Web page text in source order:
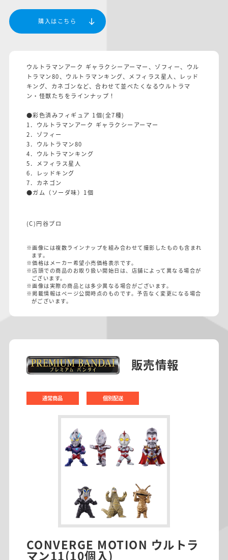
購入はこちら
ウルトラマンアーク ギャラクシーアーマー、ゾフィー、ウル
トラマン80、ウルトラマンキング、メフィラス星人、レッド
キング、カネゴンなど、合わせて並べたくなるウルトラマ
ン・怪獣たちをラインナップ！
●彩色済みフィギュア 1個(全7種)
1．ウルトラマンアーク ギャラクシーアーマー
2．ゾフィー
3．ウルトラマン80
4．ウルトラマンキング
5．メフィラス星人
6．レッドキング
7．カネゴン
●ガム（ソーダ味）1個
(C)円谷プロ
※画像には複数ラインナップを組み合わせて撮影したものも含まれ
ます。
※価格はメーカー希望小売価格表示です。
※店頭での商品のお取り扱い開始日は、店舗によって異なる場合が
ございます。
※画像は実際の商品とは多少異なる場合がございます。
※掲載情報はページ公開時点のものです。予告なく変更になる場合
がございます。
販売情報
通常商品 個別配送
CONVERGE MOTION ウルトラ
マン11(10個入)